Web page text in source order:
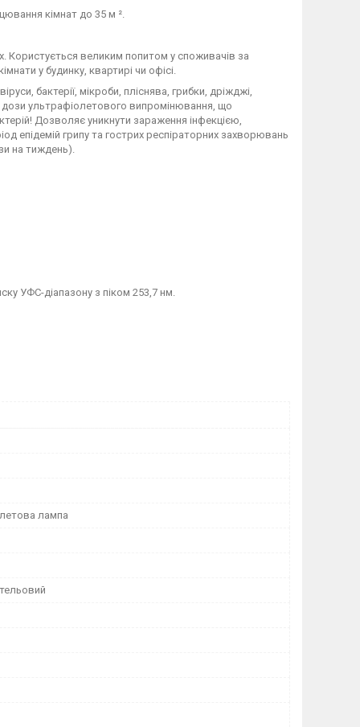
кімнат до 35 м ².
Користується великим попитом у споживачів за
у будинку, квартирі чи офісі.
бактерії, мікроби, пліснява, грибки, дріжджі,
дози ультрафіолетового випромінювання, що
Дозволяє уникнути зараження інфекцією,
епідемій грипу та гострих респіраторних захворювань
на тиждень).
УФС-діапазону з піком 253,7 нм.
лампа